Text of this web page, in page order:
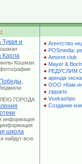
Тукая и
Карла
Кошман.
ГОРОДА
информация
школа
найдут всю
Агентство
POSmedia:
Amoret club
Mayer & Boch
РЕДУСЛИМ
аренда-
ООО
zipparts
Vsekashpo
Создание